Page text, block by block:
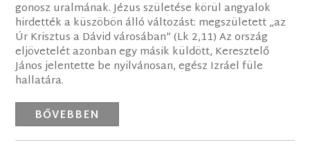
gonosz uralmának. Jézus születése körül angyalok
hirdették a küszöbön álló változást: megszületett „az
Úr Krisztus a Dávid városában” (Lk 2,11) Az ország
eljövetelét azonban egy másik küldött, Keresztelő
János jelentette be nyilvánosan, egész Izráel füle
hallatára.
BŐVEBBEN